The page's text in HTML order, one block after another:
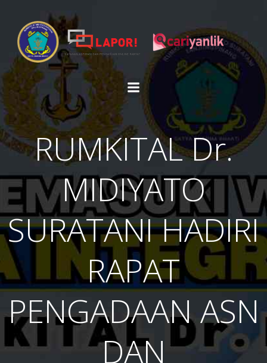
content
RUMKITAL Dr.
MIDIYATO
SURATANI HADIRI
RAPAT
PENGADAAN ASN
DAN